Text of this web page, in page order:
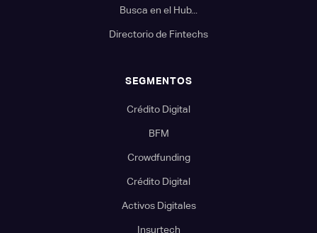
Busca en el Hub...
Directorio de Fintechs
SEGMENTOS
Crédito Digital
BFM
Crowdfunding
Crédito Digital
Activos Digitales
Insurtech